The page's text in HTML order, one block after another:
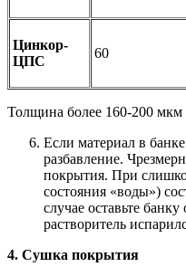
Цинкор-
ЦПС
60
Толщина более 160-200 мкм
Если материал в
разбавление.
покрытия. При
состояния «воды»)
случае оставьте
растворитель
4. Сушка покрытия